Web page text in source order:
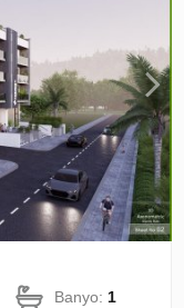
Banyo: 1